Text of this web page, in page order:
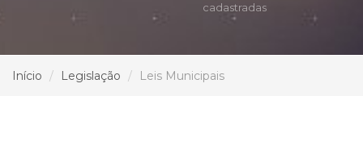
cadastradas
Início Legislação Leis Municipais